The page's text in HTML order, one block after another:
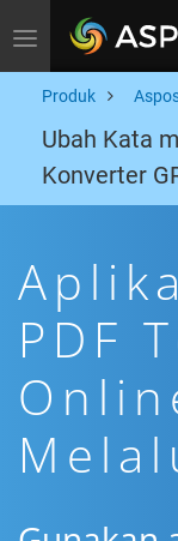
Toggle navigation
Produk
Ubah Kata
Konverter
PDF